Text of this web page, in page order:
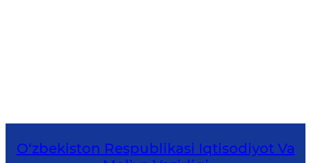
O‘zbekiston Respublikasi Iqtisodiyot Va